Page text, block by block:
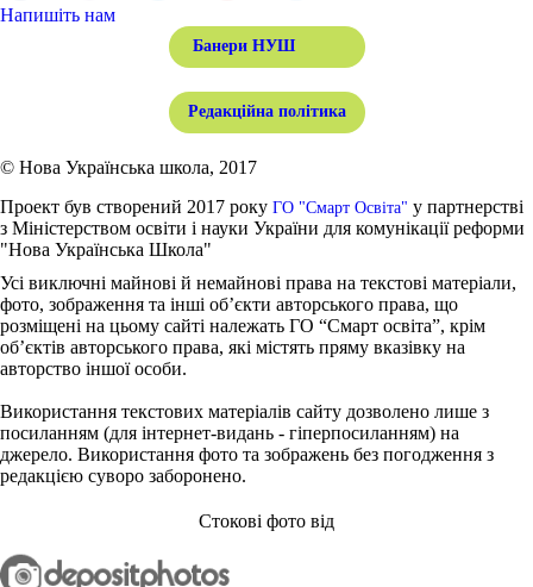
Напишіть нам
Банери НУШ
Редакційна політика
© Нова Українська школа, 2017
Проект був створений 2017 року ГО "Смарт Освіта" у партнерстві
з Міністерством освіти і науки України для комунікації реформи
"Нова Українська Школа"
Усі виключні майнові й немайнові права на текстові матеріали,
фото, зображення та інші об’єкти авторського права, що
розміщені на цьому сайті належать ГО “Смарт освіта”, крім
об’єктів авторського права, які містять пряму вказівку на
авторство іншої особи.
Використання текстових матеріалів сайту дозволено лише з
посиланням (для інтернет-видань - гіперпосиланням) на
джерело. Використання фото та зображень без погодження з
редакцією суворо заборонено.
Стокові фото від